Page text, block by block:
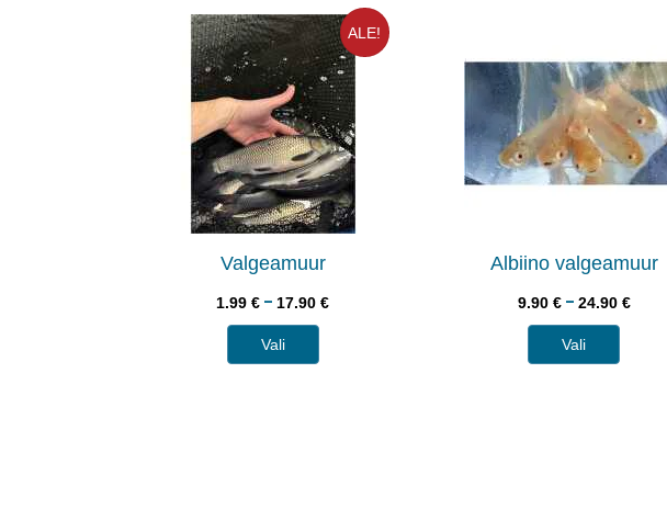
ALE!
Valgeamuur
1.99€ – 17.90€
Vali
Albiino valgeamuur
9.90 € – 24.90 €
Vali